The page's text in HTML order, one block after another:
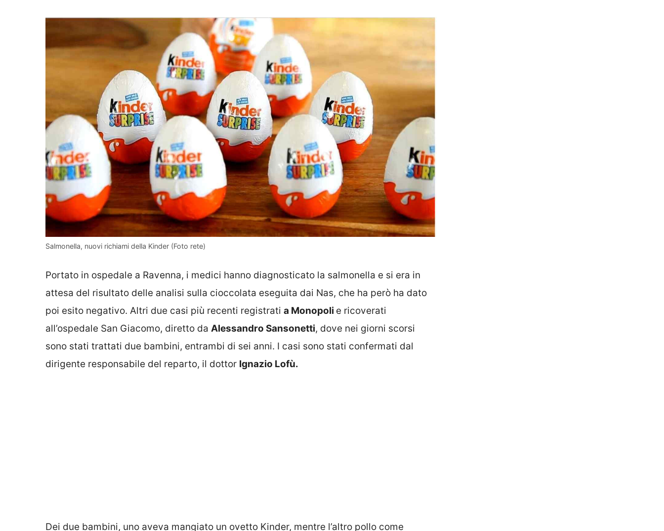
Salmonella, nuovi richiami della Kinder (Foto rete)
Portato in ospedale a Ravenna, i medici hanno diagnosticato la salmonella e si era in
attesa del risultato delle analisi sulla cioccolata eseguita dai Nas, che ha però ha dato
poi esito negativo. Altri due casi più recenti registrati a Monopoli e ricoverati
all’ospedale San Giacomo, diretto da Alessandro Sansonetti, dove nei giorni scorsi
sono stati trattati due bambini, entrambi di sei anni. I casi sono stati confermati dal
dirigente responsabile del reparto, il dottor Ignazio Lofù.
Dei due bambini, uno aveva mangiato un ovetto Kinder, mentre l’altro pollo come